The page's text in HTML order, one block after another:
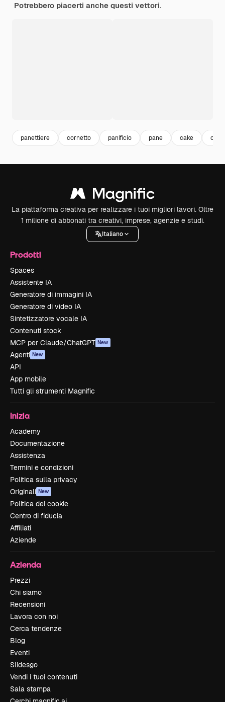
Potrebbero piacerti anche questi vettori.
panettiere cornetto panificio pane cake
La piattaforma creativa per realizzare i tuoi migliori lavori. Oltre
1 milione di abbonati tra creativi, imprese, agenzie e studi.
Italiano
Prodotti
Spaces
Assistente IA
Generatore di immagini IA
Generatore di video IA
Sintetizzatore vocale IA
Contenuti stock
MCP per Claude/ChatGPT New
Agenti New
API
App mobile
Tutti gli strumenti Magnific
Inizia
Academy
Documentazione
Assistenza
Termini e condizioni
Politica sulla privacy
Originali New
Politica dei cookie
Centro di fiducia
Affiliati
Aziende
Azienda
Prezzi
Chi siamo
Recensioni
Lavora con noi
Cerca tendenze
Blog
Eventi
Slidesgo
Vendi i tuoi contenuti
Sala stampa